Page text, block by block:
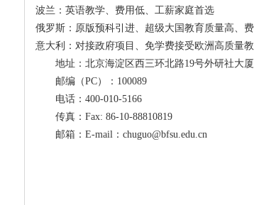
波兰：英语教学、费用低、工薪家庭首选
俄罗斯：原版预科引进、超级大国教育质量高、
意大利：对接政府项目、免学费接受欧洲高质量
地址：北京海淀区西三环北路19号外研社大
邮编（PC）：100089
电话：400-010-5166
传真：Fax: 86-10-88810819
邮箱：E-mail：chuguo@bfsu.edu.cn